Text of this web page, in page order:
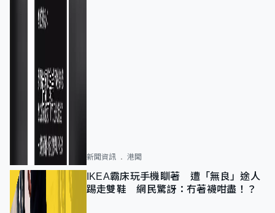
新聞資訊 港聞
IKEA霸床玩手機瞓著 遭「無良」途人
踢走雙鞋 網民驚訝：冇著襪咁盡！？